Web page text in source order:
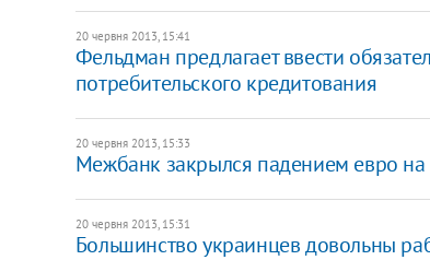
20 червня 2013, 15:41
Фельдман предлагает ввести
потребительского кредитования
20 червня 2013, 15:33
Межбанк закрылся падением евро на
20 червня 2013, 15:31
Большинство украинцев довольны